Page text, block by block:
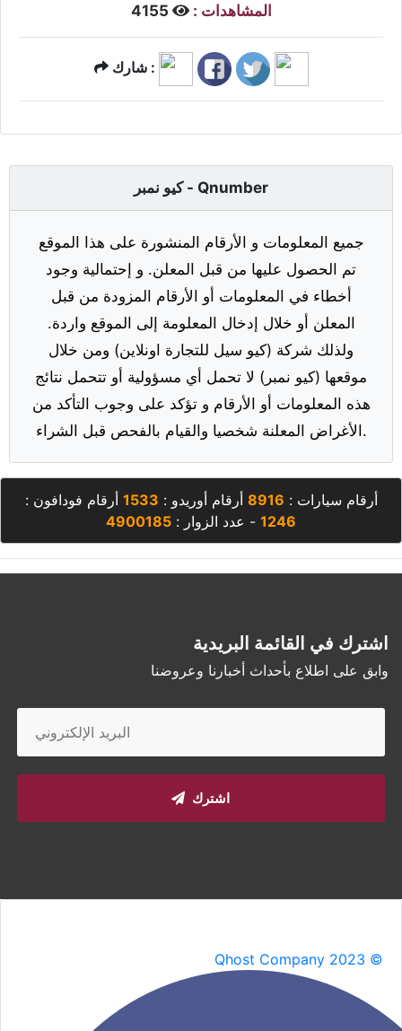
المشاهدات :
شارك :
كيو نمبر - Qnumber
جميع المعلومات و الأرقام المنشورة على هذا الموقع
تم الحصول عليها من قبل المعلن. و إحتمالية وجود
أخطاء في المعلومات أو الأرقام المزودة من قبل
المعلن أو خلال إدخال المعلومة إلى الموقع واردة.
ولذلك شركة (كيو سيل للتجارة اونلاين) ومن خلال
موقعها (كيو نمبر) لا تحمل أي مسؤولية أو تتحمل نتائج
هذه المعلومات أو الأرقام و تؤكد على وجوب التأكد من
الأغراض المعلنة شخصيا والقيام بالفحص قبل الشراء.
أرقام سيارات : 8916 أرقام أوريدو : 1533 أرقام فودافون :
1246 - عدد الزوار : 4900185
اشترك في القائمة البريدية
وابق على اطلاع بأحداث أخبارنا وعروضنا
اشترك
Qhost Company 2023 ©